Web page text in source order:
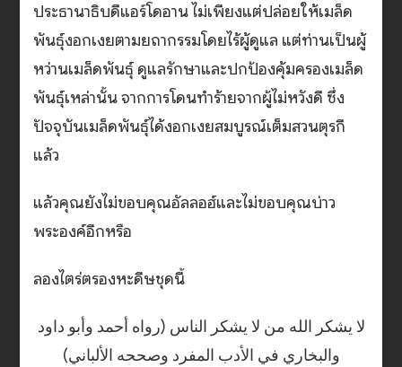
ประธานาธิบดีแอร์โดอาน ไม่เพียงแต่ปล่อยให้เมล็ด
พันธุ์งอกเงยตามยถากรรมโดยไร้ผู้ดูแล แต่ท่านเป็นผู้
หว่านเมล็ดพันธุ์ ดูแลรักษาและปกป้องคุ้มครองเมล็ด
พันธุ์เหล่านั้น จากการโดนทำร้ายจากผู้ไม่หวังดี ซึ่ง
ปัจจุบันเมล็ดพันธุ์ได้งอกเงยสมบูรณ์เต็มสวนตุรกี
แล้ว
แล้วคุณยังไม่ขอบคุณอัลลอฮ์และไม่ขอบคุณบ่าว
พระองค์อีกหรือ
ลองไตร่ตรองหะดีษชุดนี้
‏لا يشكر الله من لا يشكر الناس (رواه أحمد وأبو داود
والبخاري في الأدب المفرد وصححه الألباني)